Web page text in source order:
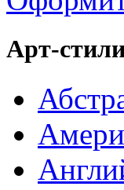
Арт-